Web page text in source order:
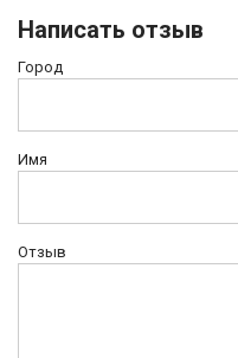
Написать отзыв
Город
Имя
Отзыв